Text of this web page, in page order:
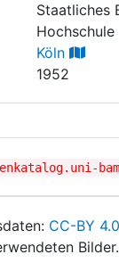
Staatliches
Hochschule
Köln
1952
CC-BY 4.0